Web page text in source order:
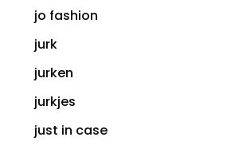
jo fashion
jurk
jurken
jurkjes
just in case